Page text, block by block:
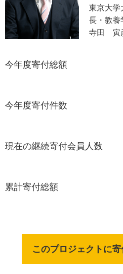
東京大学
長・教養
寺田 寅
今年度寄付総額
今年度寄付件数
現在の継続寄付会員人数
累計寄付総額
このプロジェクトに